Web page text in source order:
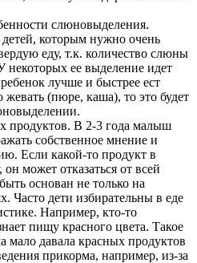
слюновыделения.
детей, которым нужно очень
еду, т.к. количество слюны
некоторых ее выделение идет
лучше и быстрее ест
(пюре, каша), то это будет
продуктов. В 2-3 года малыш
собственное мнение и
Если какой-то продукт в
может отказаться от всей
основан не только на
Часто дети избирательны в еде
Например, кто-то
пищу красного цвета. Такое
мало давала красных продуктов
прикорма, например, из-за